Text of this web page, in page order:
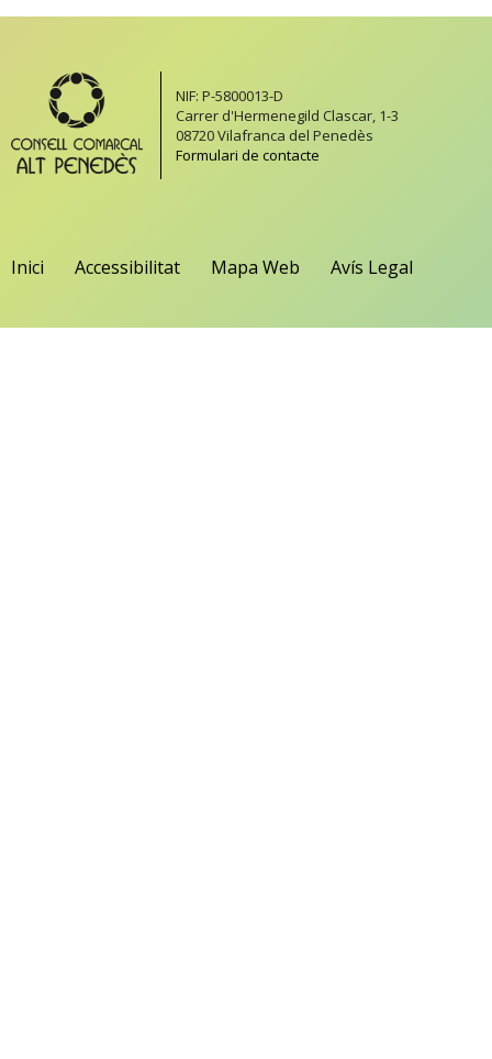
NIF: P-5800013-D
Carrer d'Hermenegild Clascar, 1-3
08720 Vilafranca del Penedès
Formulari de contacte
Inici Accessibilitat Mapa Web Avís Legal